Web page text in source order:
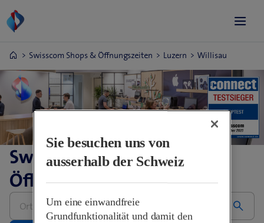
Swisscom Shops & Öffnungszeiten Luzern Willisau
Swisscom Shops &
Öffnungszeiten
Bitte
Adresse
Sie besuchen uns von
ausserhalb der Schweiz
Um eine einwandfreie
Grundfunktionalität und damit den